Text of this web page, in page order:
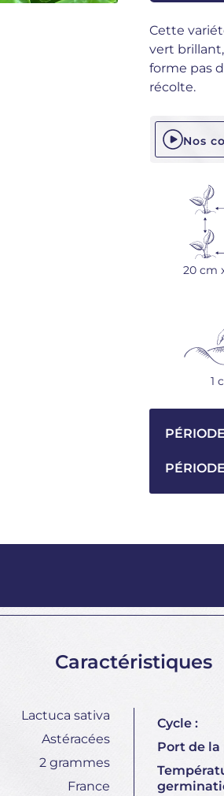
Cette
vert
forme pas
récolte.
Nos
20 cm
1
Caractéristiques
Lactuca sativa
Astéracées
2 grammes
France
Cycle :
Port de la